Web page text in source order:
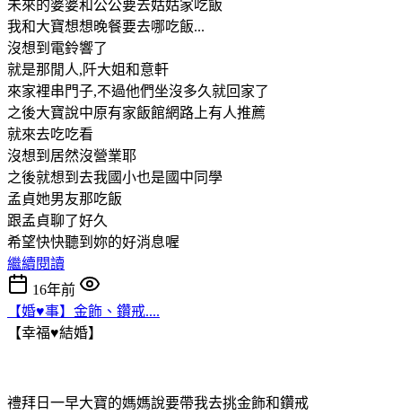
未來的婆婆和公公要去姑姑家吃飯
我和大寶想想晚餐要去哪吃飯...
沒想到電鈴響了
就是那閒人,阡大姐和意軒
來家裡串門子,不過他們坐沒多久就回家了
之後大寶說中原有家飯館網路上有人推薦
就來去吃吃看
沒想到居然沒營業耶
之後就想到去我國小也是國中同學
孟貞她男友那吃飯
跟孟貞聊了好久
希望快快聽到妳的好消息喔
繼續閱讀
16年前
【婚♥事】金飾、鑽戒....
【幸福♥結婚】
禮拜日一早大寶的媽媽說要帶我去挑金飾和鑽戒